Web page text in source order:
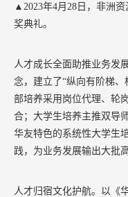
▲ 2023年4月 28 日，非洲
奖典礼。
人才成长全面助推业务发
念，建立了“纵向有阶梯、
部培养采用岗位代理、轮
合；大学生培养主推双导
华友特色的系统性大学生
践，为业务发展输出大批
人才归宿文化护航。以《